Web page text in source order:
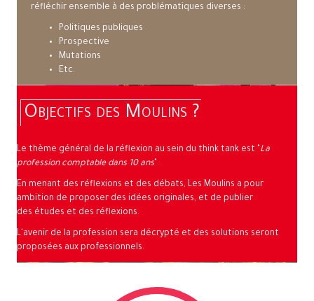
réfléchir ensemble à des problématiques diverses :
Politiques publiques
Prospective
Mutations
Etc.
Objectifs des Moulins ?
Le thème général de la réflexion au sein du think tank est " La
profession comptable dans 10 ans ".
En menant des réflexions et des débats, Les Moulins a pour
ambition de proposer des idées originales, et de publier
des études et des réflexions.
L'avenir de la profession sera décrypté et des solutions seront
proposées aux professionnels.